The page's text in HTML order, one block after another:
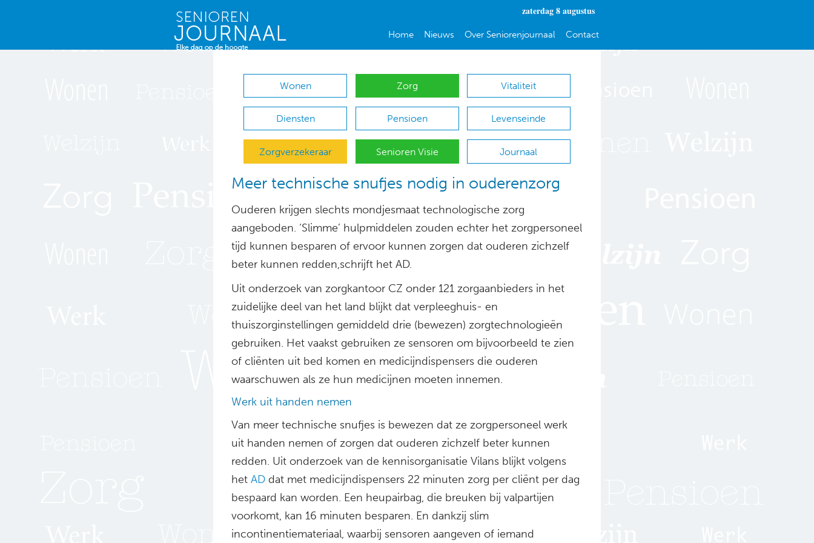
zaterdag 8 augustus
Home Nieuws Over Seniorenjournaal Contact
Wonen Zorg Vitaliteit
Diensten Pensioen Levenseinde
Zorgverzekeraar Senioren Visie Journaal
Meer technische snufjes nodig in ouderenzorg
Ouderen krijgen slechts mondjesmaat technologische zorg
aangeboden. ‘Slimme’ hulpmiddelen zouden echter het zorgpersoneel
tijd kunnen besparen of ervoor kunnen zorgen dat ouderen zichzelf
beter kunnen redden,schrijft het AD.
Uit onderzoek van zorgkantoor CZ onder 121 zorgaanbieders in het
zuidelijke deel van het land blijkt dat verpleeghuis- en
thuiszorginstellingen gemiddeld drie (bewezen) zorgtechnologieën
gebruiken. Het vaakst gebruiken ze sensoren om bijvoorbeeld te zien
of cliënten uit bed komen en medicijndispensers die ouderen
waarschuwen als ze hun medicijnen moeten innemen.
Werk uit handen nemen
Van meer technische snufjes is bewezen dat ze zorgpersoneel werk
uit handen nemen of zorgen dat ouderen zichzelf beter kunnen
redden. Uit onderzoek van de kennisorganisatie Vilans blijkt volgens
het AD dat met medicijndispensers 22 minuten zorg per cliënt per dag
bespaard kan worden. Een heupairbag, die breuken bij valpartijen
voorkomt, kan 16 minuten besparen. En dankzij slim
incontinentiemateriaal, waarbij sensoren aangeven of iemand